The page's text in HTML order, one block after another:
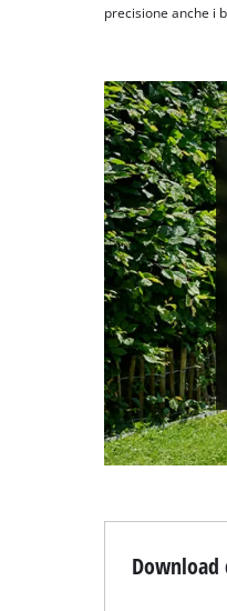
precisione anche i